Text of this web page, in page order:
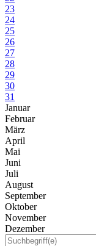
23
24
25
26
27
28
29
30
31
Januar
Februar
März
April
Mai
Juni
Juli
August
September
Oktober
November
Dezember